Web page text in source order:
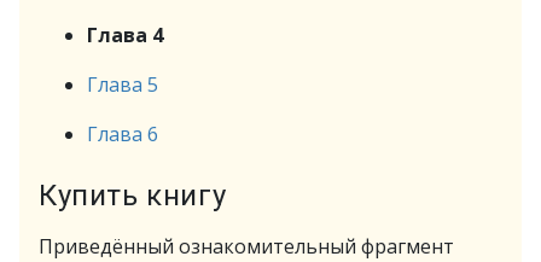
Глава 4
Глава 5
Глава 6
Купить книгу
Приведённый ознакомительный фрагмент